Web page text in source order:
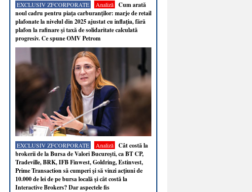
EXCLUSIV ZFCORPORATE Analiză
Cum arată
noul cadru pentru piaţa carburanţilor: marje de retail
plafonate la nivelul din 2025 ajustat cu inflaţia, fără
plafon la rafinare şi taxă de solidaritate calculată
progresiv. Ce spune OMV Petrom
EXCLUSIV ZFCORPORATE Analiză
Cât costă la
brokerii de la Bursa de Valori Bucureşti, ca BT CP,
Tradeville, BRK, IFB Finwest, Goldring, Estinvest,
Prime Transaction să cumperi şi să vinzi acţiuni de
10.000 de lei de pe bursa locală şi cât costă la
Interactive Brokers? Dar aspectele fis